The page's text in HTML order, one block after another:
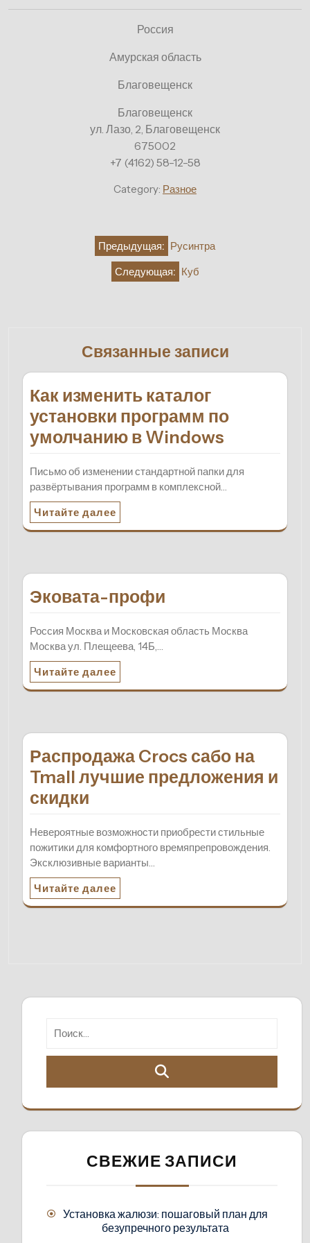
Россия
Амурская область
Благовещенск
Благовещенск
ул. Лазо, 2, Благовещенск
675002
+7 (4162) 58-12-58
Category: Разное
НавигацияПредыдущая: Русинтра
Следующая: Куб
Связанные записи
Как изменить каталог
установки программ по
умолчанию в Windows
Письмо об изменении стандартной папки для
развёртывания программ в комплексной…
Читайте далее
Эковата-профи
Россия Москва и Московская область Москва
Москва ул. Плещеева, 14Б,…
Читайте далее
Распродажа Crocs сабо на
Tmall лучшие предложения и
скидки
Невероятные возможности приобрести стильные
пожитики для комфортного времяпрепровождения.
Эксклюзивные варианты…
Читайте далее
СВЕЖИЕ ЗАПИСИ
Установка жалюзи: пошаговый план для
безупречного результата